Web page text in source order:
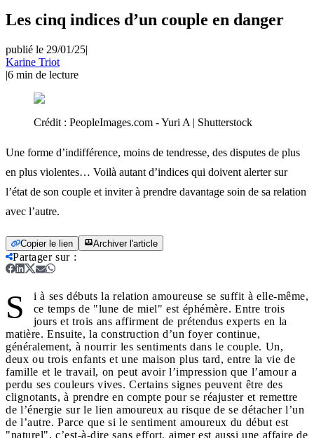
Les cinq indices d’un couple en danger
publié le 29/01/25|
Karine Triot
|6 min de lecture
Crédit : PeopleImages.com - Yuri A | Shutterstock
Une forme d’indifférence, moins de tendresse, des disputes de plus
en plus violentes… Voilà autant d’indices qui doivent alerter sur
l’état de son couple et inviter à prendre davantage soin de sa relation
avec l’autre.
Copier le lien Archiver l'article
Partager sur:
S
i à ses débuts la relation amoureuse se suffit à elle-même,
ce temps de "lune de miel" est éphémère. Entre trois
jours et trois ans affirment de prétendus experts en la
matière. Ensuite, la construction d’un foyer continue,
généralement, à nourrir les sentiments dans le couple. Un,
deux ou trois enfants et une maison plus tard, entre la vie de
famille et le travail, on peut avoir l’impression que l’amour a
perdu ses couleurs vives. Certains signes peuvent être des
clignotants, à prendre en compte pour se réajuster et remettre
de l’énergie sur le lien amoureux au risque de se détacher l’un
de l’autre. Parce que si le sentiment amoureux du début est
"naturel", c’est-à-dire sans effort, aimer est aussi une affaire de